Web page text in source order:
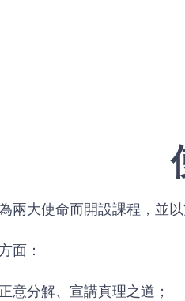
兩大使命而開設課程，並以
面：
意分解、宣講真理之道；